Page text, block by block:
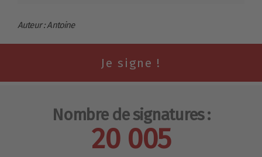
Auteur : Antoine
Nombre de signatures :
20 005